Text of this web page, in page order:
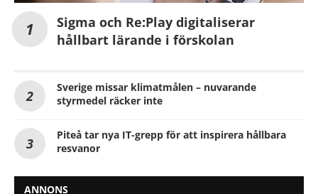
Sigma och Re:Play digitaliserar
hållbart lärande i förskolan
Sverige missar klimatmålen – nuvarande
styrmedel räcker inte
Piteå tar nya IT-grepp för att inspirera hållbara
resvanor
ANNONS